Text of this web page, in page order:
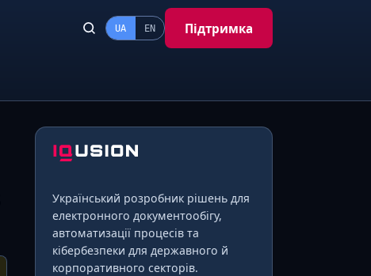
UA EN Підтримка
Український розробник рішень для
електронного документообігу,
автоматизації процесів та
кібербезпеки для державного й
корпоративного секторів.